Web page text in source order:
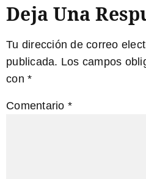
Deja Una
Tu dirección de correo
publicada. Los campos
con *
Comentario *